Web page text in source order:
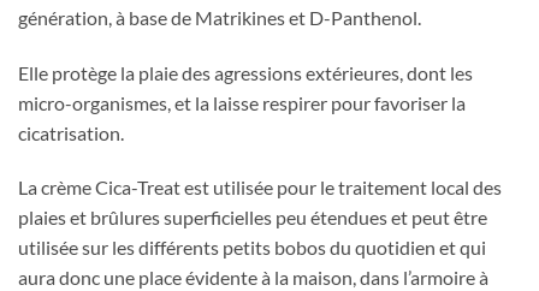
génération, à base de Matrikines et D-Panthenol.
Elle protège la plaie des agressions extérieures, dont les
micro-organismes, et la laisse respirer pour favoriser la
cicatrisation.
La crème Cica-Treat est utilisée pour le traitement local des
plaies et brûlures superficielles peu étendues et peut être
utilisée sur les différents petits bobos du quotidien et qui
aura donc une place évidente à la maison, dans l’armoire à